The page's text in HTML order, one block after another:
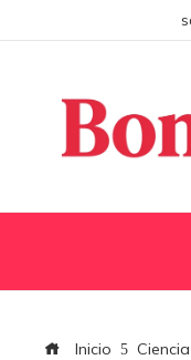
Inicio